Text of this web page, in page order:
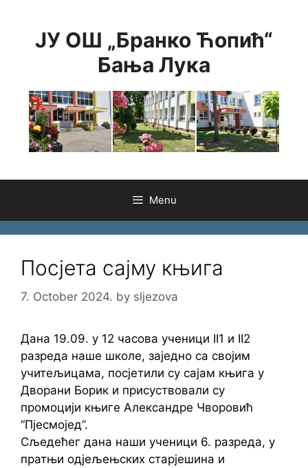
contentЈУ ОШ „Бранко Ћопић“
Бања Лука
Menu
Посјета сајму књига
7. October 2024. by sljezova
Дана 19.09. у 12 часова ученици II1 и II2
разреда наше школе, заједно са својим
учитељицама, посјетили су сајам књига у
Дворани Борик и присуствовали су
промоцији књиге Александре Чворовић
“Пјесмојед”.
Сљедећег дана наши ученици 6. разреда, у
пратњи одјељењских старјешина и